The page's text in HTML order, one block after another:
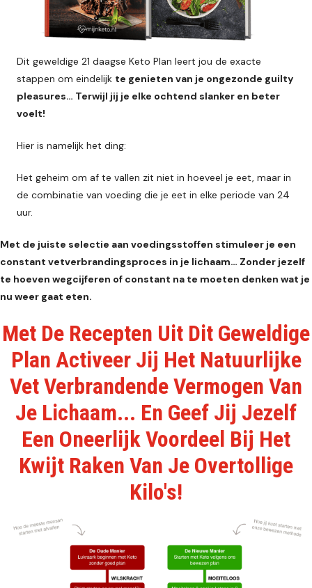
Dit geweldige 21 daagse Keto Plan leert jou de exacte
stappen om eindelijk te genieten van je ongezonde guilty
pleasures… Terwijl jij je elke ochtend slanker en beter
voelt!
Hier is namelijk het ding:
Het geheim om af te vallen zit niet in hoeveel je eet, maar in
de combinatie van voeding die je eet in elke periode van 24
uur.
Met de juiste selectie aan voedingsstoffen stimuleer je een
constant vetverbrandingsproces in je lichaam… Zonder jezelf
te hoeven wegcijferen of constant na te moeten denken wat je
nu weer gaat eten.
Met De Recepten Uit Dit Geweldige
Plan Activeer Jij Het Natuurlijke
Vet Verbrandende Vermogen Van
Je Lichaam... En Geef Jij Jezelf
Een Oneerlijk Voordeel Bij Het
Kwijt Raken Van Je Overtollige
Kilo's!